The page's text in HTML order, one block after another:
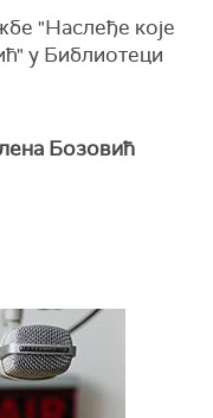
"Наслеђе које
у Библиотеци
Бозовић